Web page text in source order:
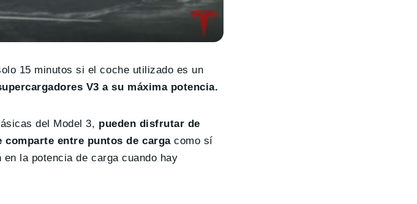
15 minutos si el coche utilizado es un
V3 a su máxima potencia.
del Model 3, pueden disfrutar de
comparte entre puntos de cargacomo sí
la potencia de carga cuando hay